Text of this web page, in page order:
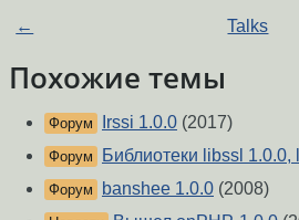
← Talks
Похожие темы
Форум Irssi 1.0.0 (2017)
Форум Библиотеки libssl 1.0.0,
Форум banshee 1.0.0 (2008)